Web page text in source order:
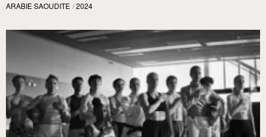
ARABIE SAOUDITE / 2024